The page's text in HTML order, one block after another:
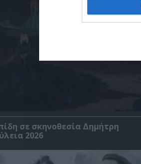
σε σκηνοθεσία Δημήτρη
2026